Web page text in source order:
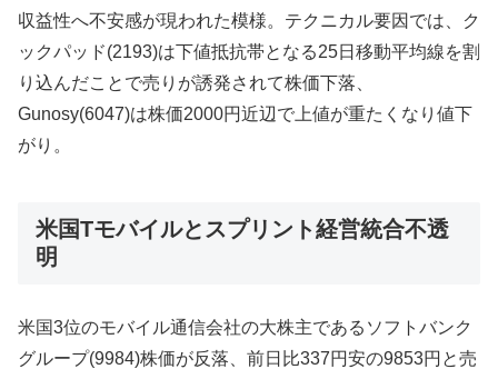
収益性へ不安感が現われた模様。テクニカル要因では、ク
ックパッド(2193)は下値抵抗帯となる25日移動平均線を割
り込んだことで売りが誘発されて株価下落、
Gunosy(6047)は株価2000円近辺で上値が重たくなり値下
がり。
米国Tモバイルとスプリント経営統合不透
明
米国3位のモバイル通信会社の大株主であるソフトバンク
グループ(9984)株価が反落、前日比337円安の9853円と売